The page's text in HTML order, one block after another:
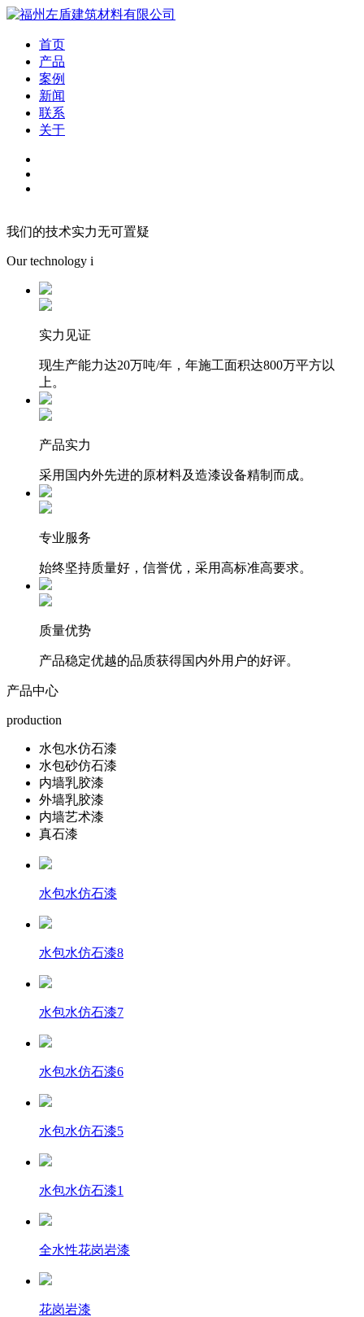
首页
产品
案例
新闻
联系
关于
我们的技术实力无可置疑
Our technology i
实力见证
现生产能力达20万吨/年，年施工面积达800万平方以
上。
产品实力
采用国内外先进的原材料及造漆设备精制而成。
专业服务
始终坚持质量好，信誉优，采用高标准高要求。
质量优势
产品稳定优越的品质获得国内外用户的好评。
产品中心
production
水包水仿石漆
水包砂仿石漆
内墙乳胶漆
外墙乳胶漆
内墙艺术漆
真石漆
水包水仿石漆
水包水仿石漆8
水包水仿石漆7
水包水仿石漆6
水包水仿石漆5
水包水仿石漆1
全水性花岗岩漆
花岗岩漆